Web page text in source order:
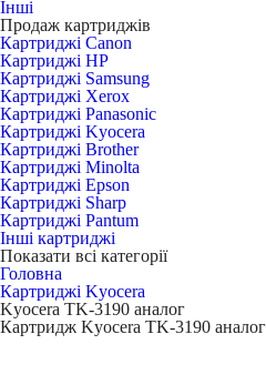
Інші
Продаж картриджів
Картриджі Canon
Картриджі HP
Картриджі Samsung
Картриджі Xerox
Картриджі Panasonic
Картриджі Kyocera
Картриджі Brother
Картриджі Minolta
Картриджі Epson
Картриджі Sharp
Картриджі Pantum
Інші картриджі
Показати всі категорії
Головна
Картриджі Kyocera
Kyocera TK-3190 аналог
Картридж Kyocera TK-3190 аналог